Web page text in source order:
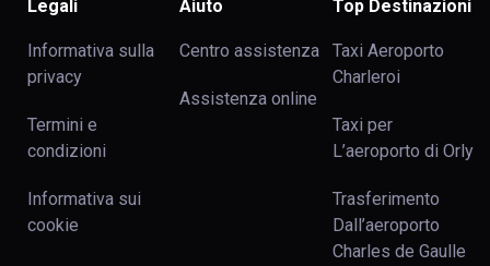
Legali
Informativa sulla
privacy
Termini e
condizioni
Informativa sui
cookie
Aiuto
Centro assistenza
Assistenza online
Top Destinazioni
Taxi Aeroporto
Charleroi
Taxi per
L’aeroporto di Orly
Trasferimento
Dall’aeroporto
Charles de Gaulle